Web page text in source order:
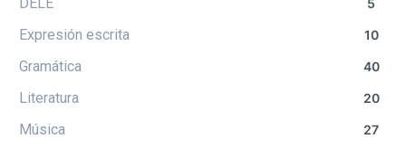
Expresión escrita 10
Gramática 40
Literatura 20
Música 27